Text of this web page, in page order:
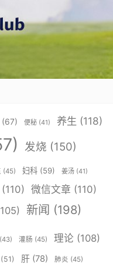
(67) 便秘 (41) 养生 (118)
发烧 (150)
(45) 妇科 (59) 姜汤 (41)
(110) 微信文章 (110)
新闻 (198)
(43) 灌肠 (45) 理论 (108)
(51) 肝 (78) 肺炎 (45)